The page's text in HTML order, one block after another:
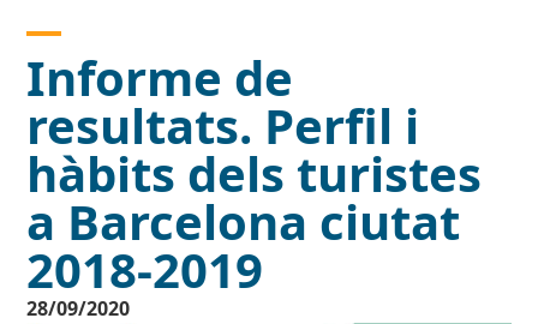
Informe de
resultats. Perfil i
hàbits dels turistes
a Barcelona ciutat
2018-2019
28/09/2020